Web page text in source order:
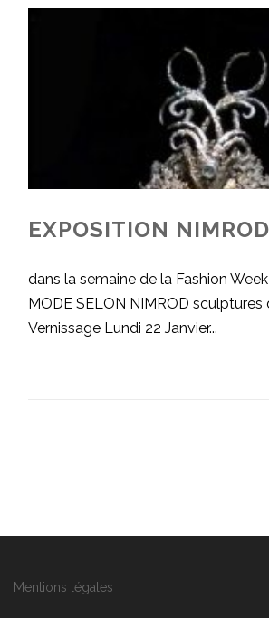
EXPOSITION
dans la semaine de la Fashion
MODE SELON NIMROD
Vernissage Lundi 22 Janvier...
Mentions légales